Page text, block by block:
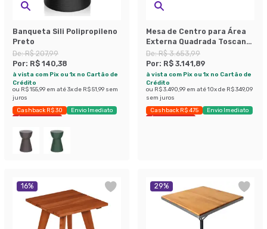
Banqueta Sili Polipropileno
Preto
De:R$ 207,99
Por: R$ 140,38
à vista com Pix ou 1x no Cartão de
Crédito
ou R$ 155,99 em até3x de R$ 51,99 sem
juros
Cashback R$ 30
Envio Imediato
Últimas peças
Mesa de Centro para Área
Externa Quadrada Toscana
Marrom 80 cm
De:R$ 3.653,99
Por: R$ 3.141,89
à vista com Pix ou 1x no Cartão de
Crédito
ou R$ 3.490,99 em até10x de R$ 349,09
sem juros
Cashback R$ 475
Envio Imediato
Últimas peças
16% 29%